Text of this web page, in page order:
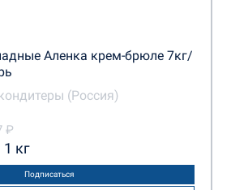
Аленка крем-брюле 7кг/
(Россия)
₽
кг
Подписаться